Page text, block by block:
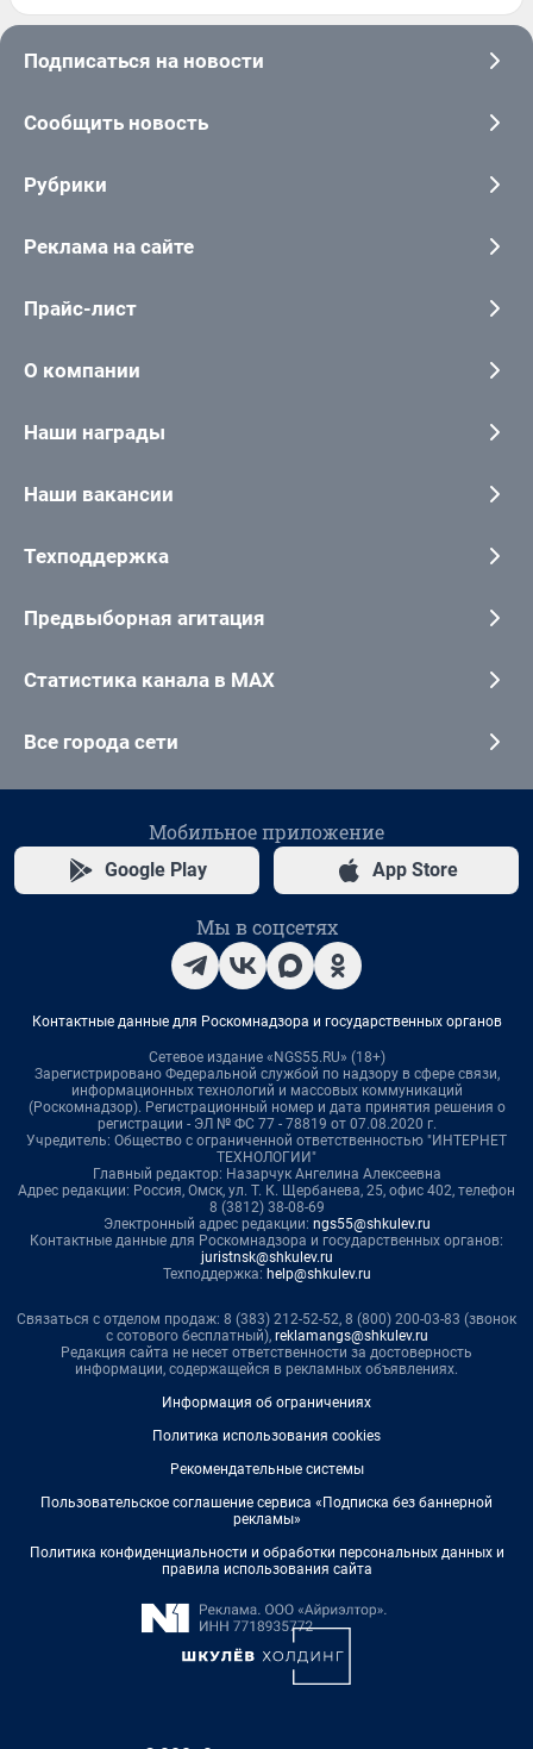
Подписаться на новости
Сообщить новость
Рубрики
Реклама на сайте
Прайс-лист
О компании
Наши награды
Наши вакансии
Техподдержка
Предвыборная агитация
Статистика канала в MAX
Все города сети
Мобильное приложение
Google Play App Store
Мы в соцсетях
Контактные данные для Роскомнадзора и государственных органов
Сетевое издание «NGS55.RU» (18+)
Зарегистрировано Федеральной службой по надзору в сфере связи,
информационных технологий и массовых коммуникаций
(Роскомнадзор). Регистрационный номер и дата принятия решения о
регистрации - ЭЛ № ФС 77 - 78819 от 07.08.2020 г.
Учредитель: Общество с ограниченной ответственностью "ИНТЕРНЕТ
ТЕХНОЛОГИИ"
Главный редактор: Назарчук Ангелина Алексеевна
Адрес редакции: Россия, Омск, ул. Т. К. Щербанева, 25, офис 402, телефон
8 (3812) 38-08-69
Электронный адрес редакции: ngs55@shkulev.ru
Контактные данные для Роскомнадзора и государственных органов:
juristnsk@shkulev.ru
Техподдержка: help@shkulev.ru
Связаться с отделом продаж: 8 (383) 212-52-52, 8 (800) 200-03-83 (звонок
с сотового бесплатный), reklamangs@shkulev.ru
Редакция сайта не несет ответственности за достоверность
информации, содержащейся в рекламных объявлениях.
Информация об ограничениях
Политика использования cookies
Рекомендательные системы
Пользовательское соглашение сервиса «Подписка без баннерной
рекламы»
Политика конфиденциальности и обработки персональных данных и
правила использования сайта